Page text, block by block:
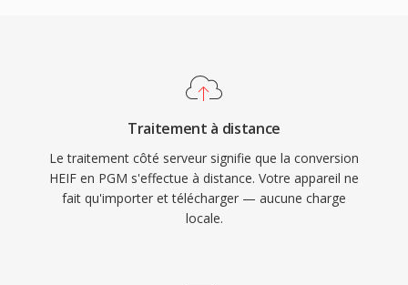
Traitement à distance
Le traitement côté serveur signifie que la conversion
HEIF en PGM s'effectue à distance. Votre appareil ne
fait qu'importer et télécharger — aucune charge
locale.